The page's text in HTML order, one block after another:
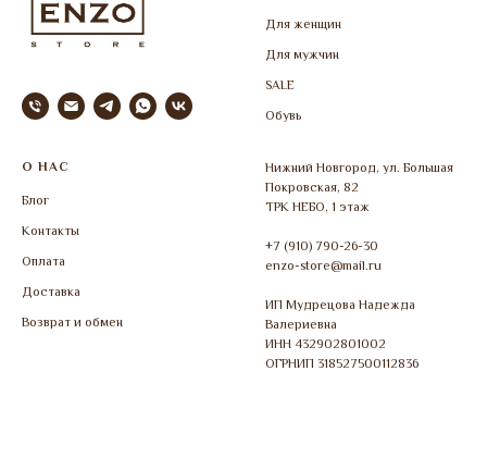
Для женщин
Для мужчин
SALE
Обувь
О НАС
Блог
Контакты
Оплата
Доставка
Возврат и обмен
Нижний Новгород, ул. Большая
Покровская, 82
ТРК НЕБО, 1 этаж
+7 (910) 790-26-30
enzo-store@mail.ru
ИП Мудрецова Надежда
Валериевна
ИНН 432902801002
ОГРНИП 318527500112836